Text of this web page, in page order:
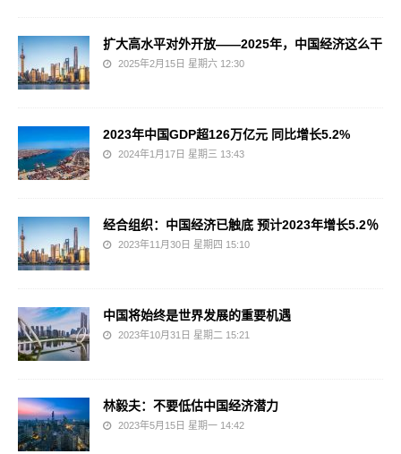
扩大高水平对外开放——2025年，中国经济这么干
2025年2月15日 星期六 12:30
2023年中国GDP超126万亿元 同比增长5.2%
2024年1月17日 星期三 13:43
经合组织：中国经济已触底 预计2023年增长5.2％
2023年11月30日 星期四 15:10
中国将始终是世界发展的重要机遇
2023年10月31日 星期二 15:21
林毅夫：不要低估中国经济潜力
2023年5月15日 星期一 14:42